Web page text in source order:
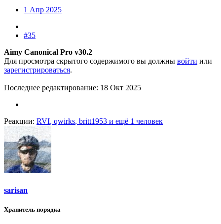
1 Апр 2025
#35
Aimy Canonical Pro v30.2
Для просмотра скрытого содержимого вы должны войти или
зарегистрироваться.
Последнее редактирование: 18 Окт 2025
Реакции: RVI, qwirks, britt1953 и ещё 1 человек
sarisan
Хранитель порядка